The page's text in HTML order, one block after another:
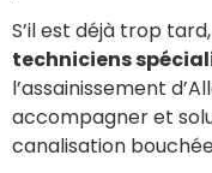
S’il est déjà trop
techniciens
l’assainissement
accompagner et
canalisation